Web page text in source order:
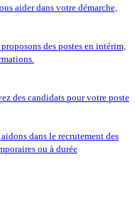
aider dans votre démarche,
des postes en intérim,
des candidats pour votre poste
dans le recrutement des
ou à durée